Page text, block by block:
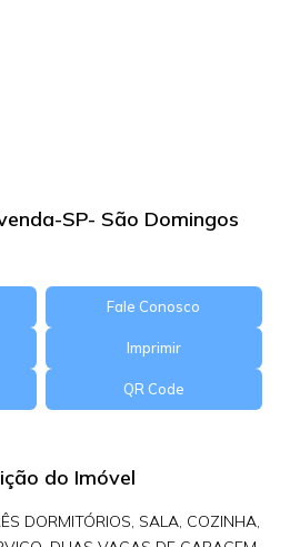
SP- São Domingos
Fale Conosco
Imprimir
QR Code
do Imóvel
DORMITÓRIOS, SALA, COZINHA,